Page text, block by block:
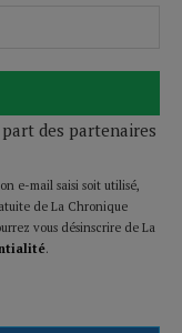
des partenaires
e-mail saisi soit utilisé,
de La Chronique
vous désinscrire de La
.